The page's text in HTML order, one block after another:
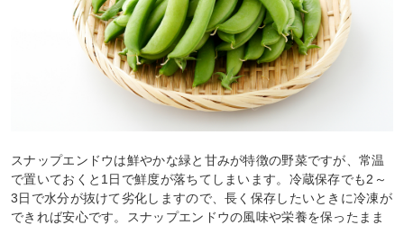
スナップエンドウは鮮やかな緑と甘みが特徴の野菜ですが、常温
で置いておくと1日で鮮度が落ちてしまいます。冷蔵保存でも2～
3日で水分が抜けて劣化しますので、長く保存したいときに冷凍が
できれば安心です。スナップエンドウの風味や栄養を保ったまま